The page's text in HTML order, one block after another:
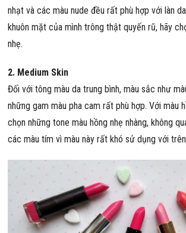
nhạt và các màu nude đều rất phù hợp với làn
khuôn mặt của mình trông thật quyến rũ, hãy
nhẹ.
2. Medium Skin
Đối với tông màu da trung bình, màu sắc như
những gam màu pha cam rất phù hợp. Với màu
chọn những tone màu hồng nhẹ nhàng, không
các màu tím vì màu này rất khó sử dụng với